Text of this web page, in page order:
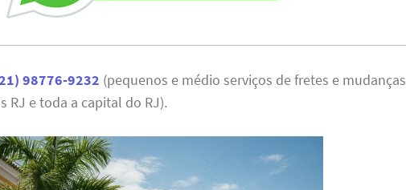
98776-9232 (pequenos e médio serviços de fretes e mudanças
RJ e toda a capital do RJ).